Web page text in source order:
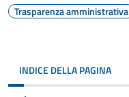
Trasparenza amministrativa
INDICE DELLA PAGINA